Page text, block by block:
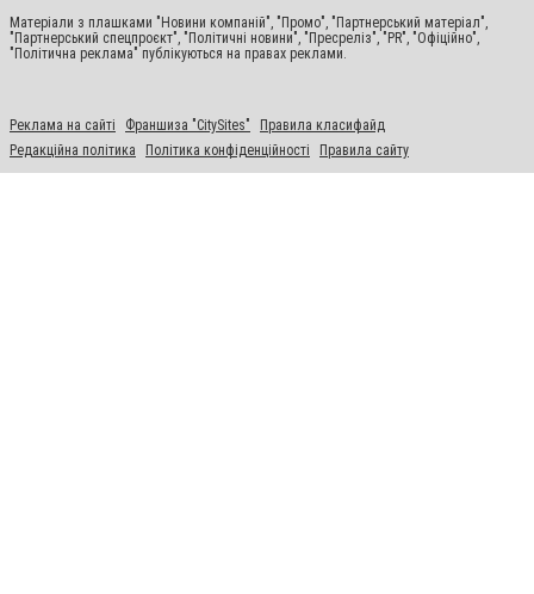
Матеріали з плашками "Новини компаній", "Промо", "Партнерський матеріал",
"Партнерський спецпроєкт", "Політичні новини", "Пресреліз", "PR", "Офіційно",
"Політична реклама" публікуються на правах реклами.
Реклама на сайті Франшиза "CitySites"
Правила класифайд
Редакційна політика
Політика конфіденційності Правила сайту